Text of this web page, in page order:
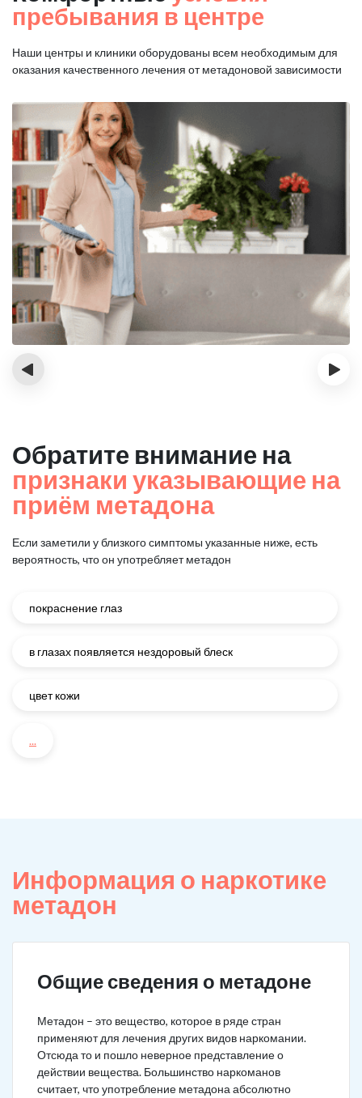
пребывания в центре
Наши центры и клиники оборудованы всем необходимым для
оказания качественного лечения от метадоновой зависимости
‹ ›
Обратите внимание на
признаки указывающие на
приём метадона
Если заметили у близкого симптомы указанные ниже, есть
вероятность, что он употребляет метадон
покраснение глаз
в глазах появляется нездоровый блеск
цвет кожи
...
Информация о наркотике
метадон
Общие сведения о метадоне
Метадон – это вещество, которое в ряде стран
применяют для лечения других видов наркомании.
Отсюда то и пошло неверное представление о
действии вещества. Большинство наркоманов
считает, что употребление метадона абсолютно